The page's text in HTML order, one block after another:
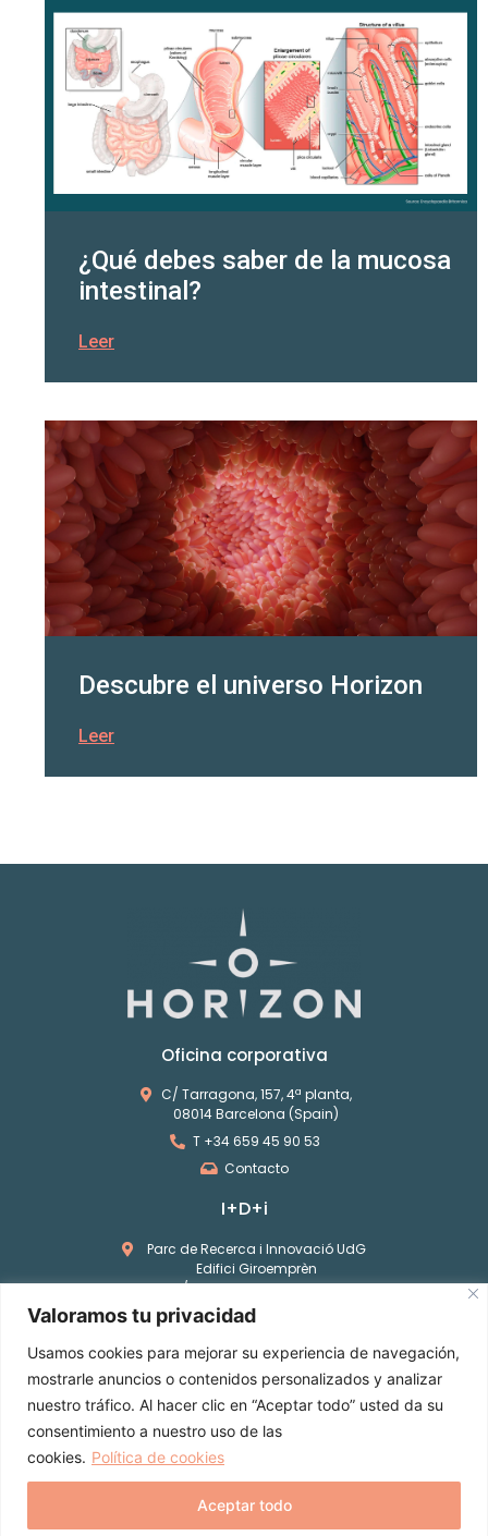
Valoramos tu privacidad
Usamos cookies para mejorar su experiencia de navegación,
mostrarle anuncios o contenidos personalizados y analizar
nuestro tráfico. Al hacer clic en “Aceptar todo” usted da su
consentimiento a nuestro uso de las
cookies. Política de cookies
Aceptar todo
¿Qué debes saber de la mucosa
intestinal?
Leer
Descubre el universo Horizon
Leer
Oficina corporativa
C/ Tarragona, 157, 4ª planta,
08014 Barcelona (Spain)
T +34 659 45 90 53
Contacto
I+D+i
Parc de Recerca i Innovació UdG
Edifici Giroemprèn
C/ Pic de Peguera 11, A005
17003 Girona (Spain)
Contacto
Unidades industriales
Ver localizaciones